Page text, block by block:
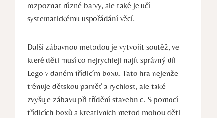
rozpoznat⁢ různé barvy, ​ale také je učí
systematickému uspořádání ‍věcí.
Další⁣ zábavnou metodou​ je vytvořit soutěž, ve
které‌ děti musí co​ nejrychleji najít správný​ díl
Lego v daném třídicím boxu. Tato​ hra nejenže
trénuje dětskou paměť⁤ a rychlost, ale také⁤
zvyšuje zábavu při třídění stavebnic. S pomocí‌
třídicích boxů a kreativních metod mohou ‌děti‍